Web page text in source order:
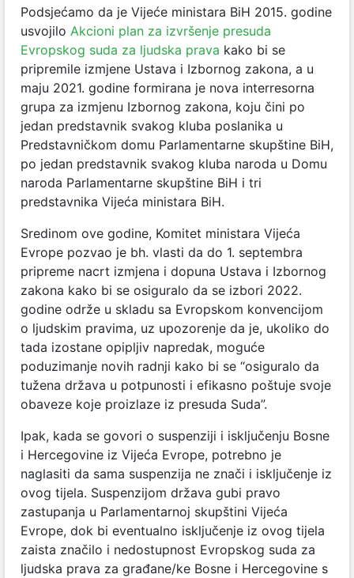
Podsjećamo da je Vijeće ministara BiH 2015. godine
usvojilo Akcioni plan za izvršenje presuda
Evropskog suda za ljudska prava kako bi se
pripremile izmjene Ustava i Izbornog zakona, a u
maju 2021. godine formirana je nova interresorna
grupa za izmjenu Izbornog zakona, koju čini po
jedan predstavnik svakog kluba poslanika u
Predstavničkom domu Parlamentarne skupštine BiH,
po jedan predstavnik svakog kluba naroda u Domu
naroda Parlamentarne skupštine BiH i tri
predstavnika Vijeća ministara BiH.
Sredinom ove godine, Komitet ministara Vijeća
Evrope pozvao je bh. vlasti da do 1. septembra
pripreme nacrt izmjena i dopuna Ustava i Izbornog
zakona kako bi se osiguralo da se izbori 2022.
godine održe u skladu sa Evropskom konvencijom
o ljudskim pravima, uz upozorenje da je, ukoliko do
tada izostane opipljiv napredak, moguće
poduzimanje novih radnji kako bi se “osiguralo da
tužena država u potpunosti i efikasno poštuje svoje
obaveze koje proizlaze iz presuda Suda”.
Ipak, kada se govori o suspenziji i isključenju Bosne
i Hercegovine iz Vijeća Evrope, potrebno je
naglasiti da sama suspenzija ne znači i isključenje iz
ovog tijela. Suspenzijom država gubi pravo
zastupanja u Parlamentarnoj skupštini Vijeća
Evrope, dok bi eventualno isključenje iz ovog tijela
zaista značilo i nedostupnost Evropskog suda za
ljudska prava za građane/ke Bosne i Hercegovine s